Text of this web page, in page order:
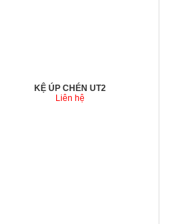
KỆ ÚP CHÉN UT2
Liên hệ